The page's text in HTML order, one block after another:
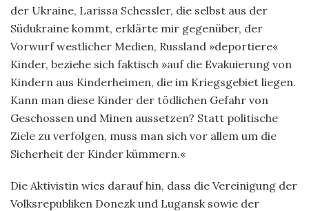
der Ukraine, Larissa Schessler, die selbst aus der
Südukraine kommt, erklärte mir gegenüber, der
Vorwurf westlicher Medien, Russland »deportiere«
Kinder, beziehe sich faktisch »auf die Evakuierung von
Kindern aus Kinderheimen, die im Kriegsgebiet liegen.
Kann man diese Kinder der tödlichen Gefahr von
Geschossen und Minen aussetzen? Statt politische
Ziele zu verfolgen, muss man sich vor allem um die
Sicherheit der Kinder kümmern.«
Die Aktivistin wies darauf hin, dass die Vereinigung der
Volksrepubliken Donezk und Lugansk sowie der